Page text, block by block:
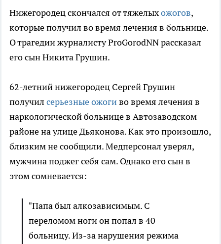
Нижегородец скончался от тяжелыхожогов,
которые получил во время лечения в больнице.
О трагедии журналисту ProGorodNN рассказал
его сын Никита Грушин.
62-летний нижегородец Сергей Грушин
получил серьезные ожогиво время лечения в
наркологической больнице в Автозаводском
районе на улице Дьяконова. Как это произошло,
близким не сообщили. Медперсонал уверял,
мужчина поджег себя сам. Однако его сын в
этом сомневается:
"Папа был алкозависимым. С
переломом ноги он попал в 40
больницу. Из-за нарушения режима